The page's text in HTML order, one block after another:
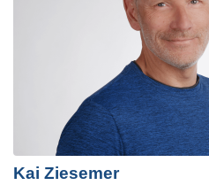
Kai Ziesemer